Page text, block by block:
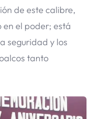
de este calibre,
en el poder; está
seguridad y los
tanto